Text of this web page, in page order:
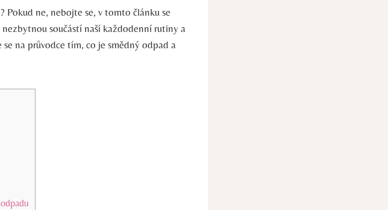
Pokud ne, nebojte se, v tomto článku ‍se
součástí naší každodenní rutiny a
na průvodce tím,⁣ co je smědný odpad​ a